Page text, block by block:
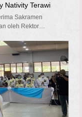
Nativity Terawi
Sakramen
oleh Rektor…